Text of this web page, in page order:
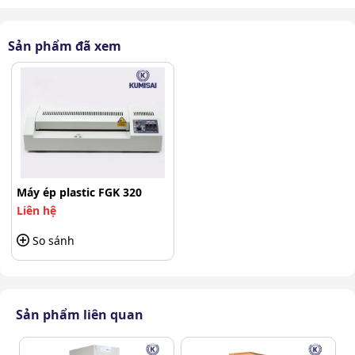
Sản phẩm đã xem
Máy ép plastic FGK 320
Liên hệ
So sánh
Sản phẩm liên quan